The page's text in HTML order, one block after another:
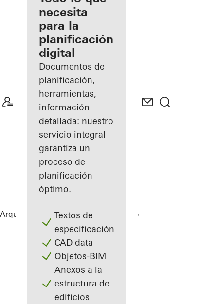
registrado
Descubre
mi área
de
trabajo
necesita
para la
planificación
digital
Documentos de
planificación,
herramientas,
información
detallada: nuestro
servicio integral
garantiza un
proceso de
planificación
óptimo.
Textos de
especificación
CAD data
Objetos-BIM
Anexos a la
estructura de
edificios
Arquitectos ReferenciasPrivate Home